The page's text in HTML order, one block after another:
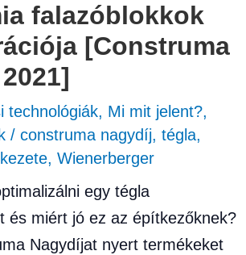
falazóblokkok
[Construma
technológiák, Mi mit jelent?,
/ construma nagydíj, tégla,
, Wienerberger
egy tégla
és miért jó ez az építkezőknek?
Nagydíjat nyert termékeket